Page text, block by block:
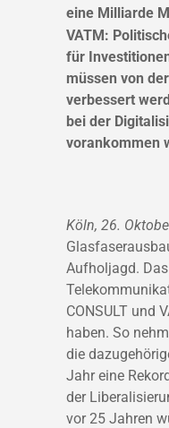
eine Milliarde
VATM:
für
müssen von
verbessert
bei der
vorankommen
Köln, 26.
Aufholjagd.
CONSULT und
haben. So
die
Jahr eine
der
vor 25 Jahren